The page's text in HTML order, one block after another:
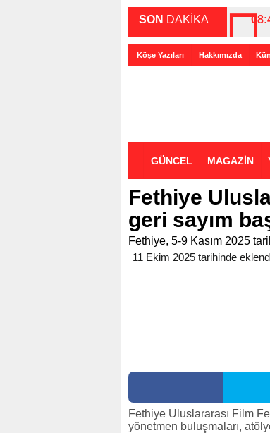
SON DAKİKA
Köşe Yazıları Hakkımızda
GÜNCEL MAGAZİN
Fethiye
geri sayım
Fethiye, 5-9 Kasım 2025
11 Ekim 2025 tarihinde
Fethiye Uluslararası Film
yönetmen buluşmaları,